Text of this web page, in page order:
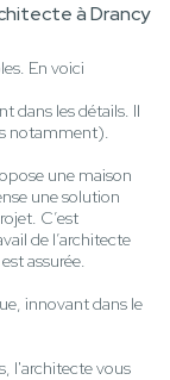
à Drancy
En voici
dans les détails. Il
notamment).
une maison
une solution
C’est
de l’architecte
assurée.
innovant dans le
l'architecte vous